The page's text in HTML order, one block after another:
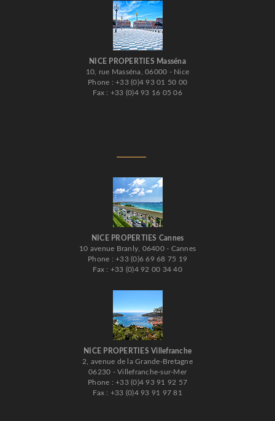
NICE PROPERTIES Masséna
10, rue Masséna, 06000 - Nice
Phone : +33 (0)4 93 01 50 00
Fax : +33 (0)4 93 16 05 06
NICE PROPERTIES Cannes
10 avenue Branly, 06400 - Cannes
Phone : +33 (0)6 69 68 75 19
Fax : +33 (0)4 92 00 34 40
NICE PROPERTIES Villefranche
2, avenue de la Grande-Bretagne
06230 - Villefranche-sur-Mer
Phone : +33 (0)4 93 91 92 57
Fax : +33 (0)4 93 91 97 81